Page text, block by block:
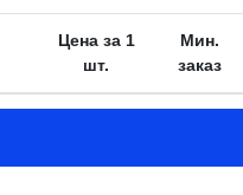
Цена за 1
шт.
Мин.
заказ